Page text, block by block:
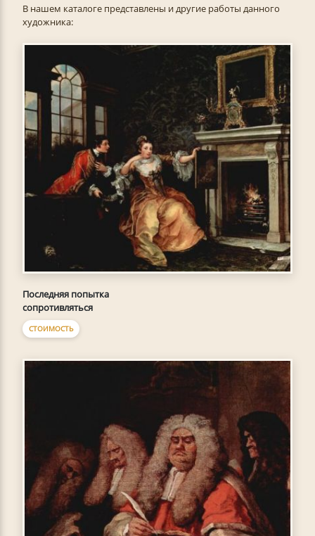
В нашем каталоге представлены и другие работы данного
художника:
Последняя попытка
сопротивляться
СТОИМОСТЬ